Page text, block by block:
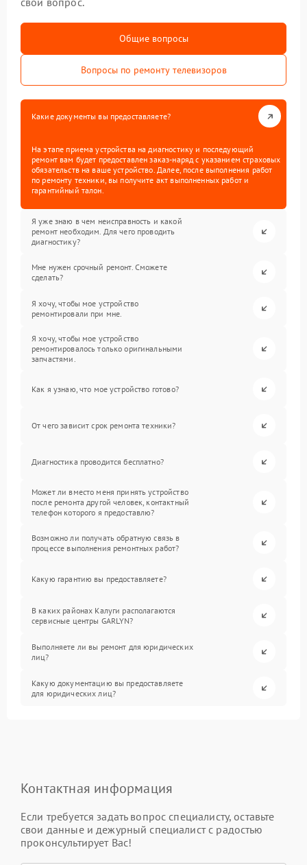
Общие вопросы
Вопросы по ремонту телевизоров
Какие документы вы предоставляете?
На этапе приема устройства на диагностику и последующий
ремонт вам будет предоставлен заказ-наряд с указанием страховых
обязательств на ваше устройство. Далее, после выполнения работ
по ремонту техники, вы получите акт выполненных работ и
гарантийный талон.
Я уже знаю в чем неисправность и какой
ремонт необходим. Для чего проводить
диагностику?
Мне нужен срочный ремонт. Сможете
сделать?
Я хочу, чтобы мое устройство
ремонтировали при мне.
Я хочу, чтобы мое устройство
ремонтировалось только оригинальными
запчастями.
Как я узнаю, что мое устройство готово?
От чего зависит срок ремонта техники?
Диагностика проводится бесплатно?
Может ли вместо меня принять устройство
после ремонта другой человек, контактный
телефон которого я предоставлю?
Возможно ли получать обратную связь в
процессе выполнения ремонтных работ?
Какую гарантию вы предоставляете?
В каких районах Калуги располагаются
сервисные центры GARLYN?
Выполняете ли вы ремонт для юридических
лиц?
Какую документацию вы предоставляете
для юридических лиц?
Контактная информация
Если требуется задать вопрос специалисту, оставьте
свои данные и дежурный специалист с радостью
проконсультирует Вас!